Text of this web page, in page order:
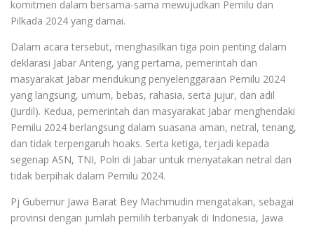
komitmen dalam bersama-sama mewujudkan Pemilu dan
Pilkada 2024 yang damai.
Dalam acara tersebut, menghasilkan tiga poin penting dalam
deklarasi Jabar Anteng, yang pertama, pemerintah dan
masyarakat Jabar mendukung penyelenggaraan Pemilu 2024
yang langsung, umum, bebas, rahasia, serta jujur, dan adil
(Jurdil). Kedua, pemerintah dan masyarakat Jabar menghendaki
Pemilu 2024 berlangsung dalam suasana aman, netral, tenang,
dan tidak terpengaruh hoaks. Serta ketiga, terjadi kepada
segenap ASN, TNI, Polri di Jabar untuk menyatakan netral dan
tidak berpihak dalam Pemilu 2024.
Pj Gubernur Jawa Barat Bey Machmudin mengatakan, sebagai
provinsi dengan jumlah pemilih terbanyak di Indonesia, Jawa